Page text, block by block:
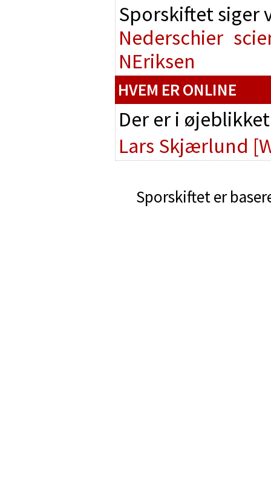
Sporskiftet
Nederschier
NEriksen
HVEM ER ONLINE
Der er i
Lars Skjærlund
Sporskiftet er